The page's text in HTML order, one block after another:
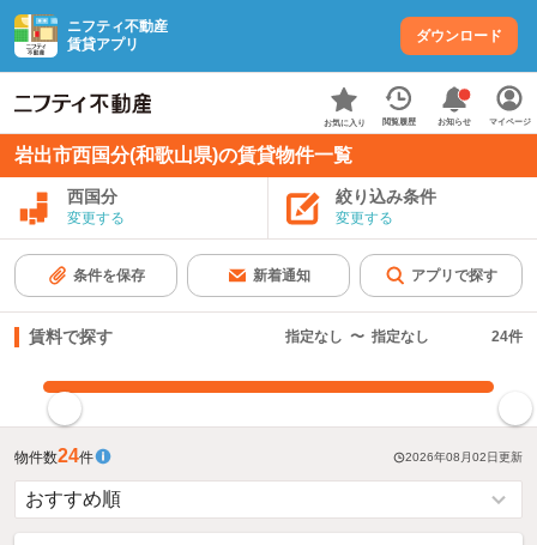
ニフティ不動産
賃貸アプリ
ダウンロード
お気に入り 閲覧履歴 お知らせ マイページ
岩出市西国分(和歌山県)の賃貸物件一覧
西国分
変更する
絞り込み条件
変更する
条件を保存 新着通知 アプリで探す
賃料で探す 指定なし 〜 指定なし 24件
物件数24件 2026年08月02日更新